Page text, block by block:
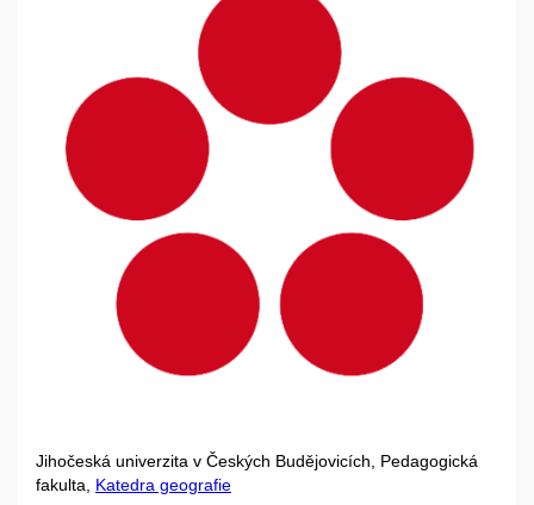
Jihočeská univerzita v Českých Budějovicích, Pedagogická
fakulta, Katedra geografie